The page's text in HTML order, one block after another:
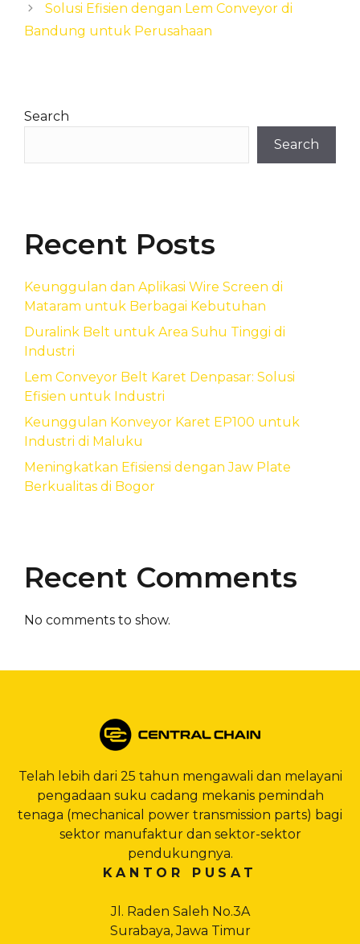
Solusi Efisien dengan Lem Conveyor di
Bandung untuk Perusahaan
Search
Search
Recent Posts
Keunggulan dan Aplikasi Wire Screen di
Mataram untuk Berbagai Kebutuhan
Duralink Belt untuk Area Suhu Tinggi di
Industri
Lem Conveyor Belt Karet Denpasar: Solusi
Efisien untuk Industri
Keunggulan Konveyor Karet EP100 untuk
Industri di Maluku
Meningkatkan Efisiensi dengan Jaw Plate
Berkualitas di Bogor
Recent Comments
No comments to show.
Telah lebih dari 25 tahun mengawali dan melayani
pengadaan suku cadang mekanis pemindah
tenaga (mechanical power transmission parts) bagi
sektor manufaktur dan sektor-sektor
pendukungnya.
KANTOR PUSAT
Jl. Raden Saleh No.3A
Surabaya, Jawa Timur